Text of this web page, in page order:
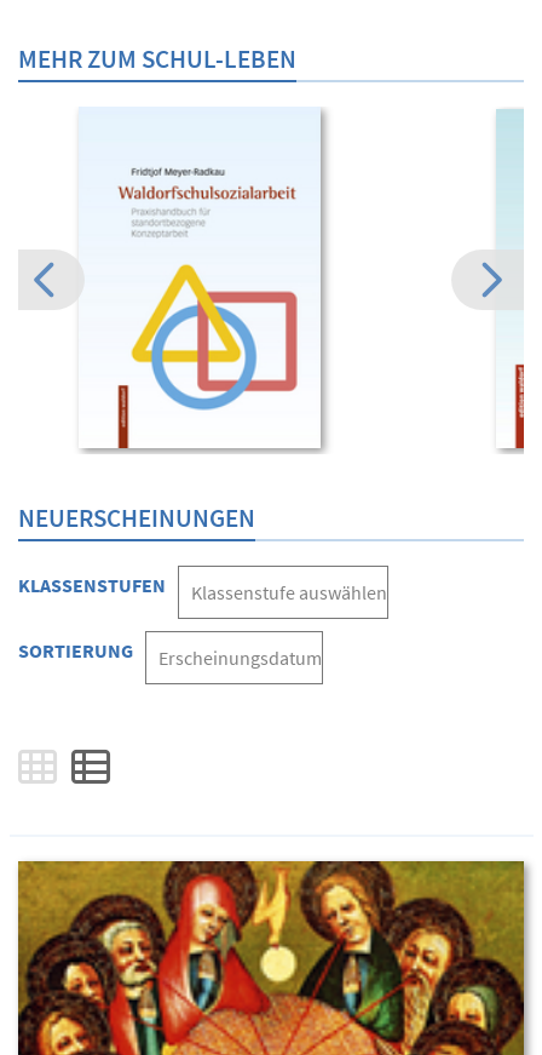
MEHR ZUM SCHUL-LEBEN
NEUERSCHEINUNGEN
KLASSENSTUFEN
SORTIERUNG